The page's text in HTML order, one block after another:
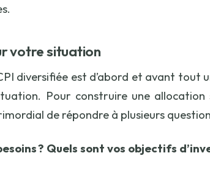
votre situation
diversifiée est d’abord et avant tout
Pour construire une allocation
de répondre à plusieurs
? Quels sont vos objectifs